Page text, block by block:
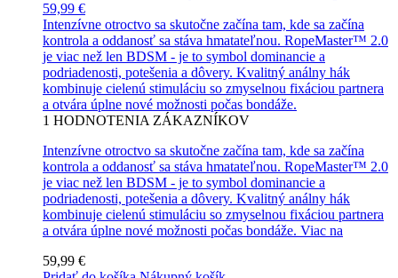
59,99 €
Intenzívne otroctvo sa skutočne začína tam, kde sa začína
kontrola a oddanosť sa stáva hmatateľnou. RopeMaster™ 2.0
je viac než len BDSM - je to symbol dominancie a
podriadenosti, potešenia a dôvery. Kvalitný análny hák
kombinuje cielenú stimuláciu so zmyselnou fixáciou partnera
a otvára úplne nové možnosti počas bondáže.
1 HODNOTENIA ZÁKAZNÍKOV
Intenzívne otroctvo sa skutočne začína tam, kde sa začína
kontrola a oddanosť sa stáva hmatateľnou. RopeMaster™ 2.0
je viac než len BDSM - je to symbol dominancie a
podriadenosti, potešenia a dôvery. Kvalitný análny hák
kombinuje cielenú stimuláciu so zmyselnou fixáciou partnera
a otvára úplne nové možnosti počas bondáže. Viac na
59,99 €